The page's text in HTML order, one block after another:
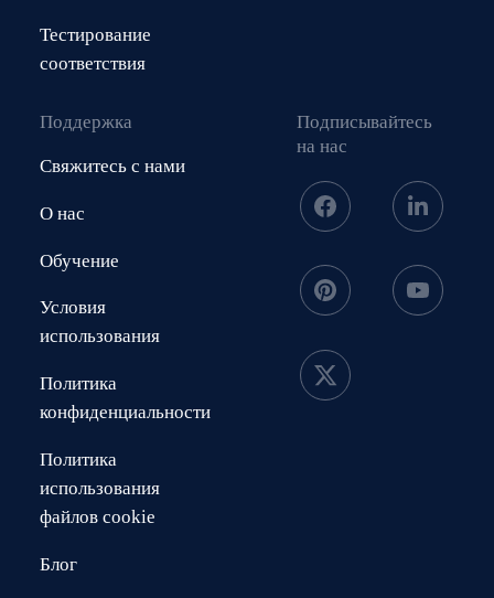
Тестирование
соответствия
Поддержка
Свяжитесь с нами
О нас
Обучение
Условия
использования
Политика
конфиденциальности
Политика
использования
файлов cookie
Блог
Подписывайтесь
на нас